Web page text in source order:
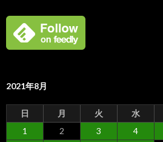
2021年8月
日 月 火 水
1 2 3 4